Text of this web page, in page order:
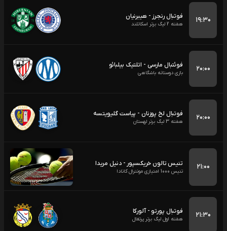
۱۹:۳۰ فوتبال رنجرز - هیبرنیان
هفته 2 لیگ برتر اسکاتلند
۲۰:۰۰ فوئتبال مارسی - اتلتیک بیلبائو
بازی دوستانه باشگاهی
۲۰:۰۰ فوتبال لخ پوزنان - پیاست گلیویتسه
هفته 3 لیگ برتر لهستان
۲۱:۰۰ تنیس تالون خریکسپور - دنیل مریدا
تنیس 1000 امتیازی مونترال کانادا
۲۱:۳۰ فوتبال پورتو - آلورکا
هفته اول لیگ برتر پرتغال